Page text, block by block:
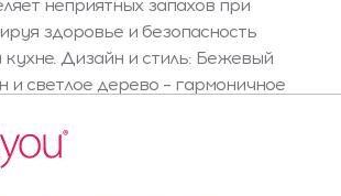
неприятных запахов при
здоровье и безопасность
Дизайн и стиль: Бежевый
и светлое дерево – гармоничное
вид, утончённое лого home&you на
отверстия в головке